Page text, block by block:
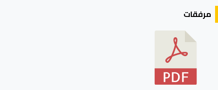
مرفقات